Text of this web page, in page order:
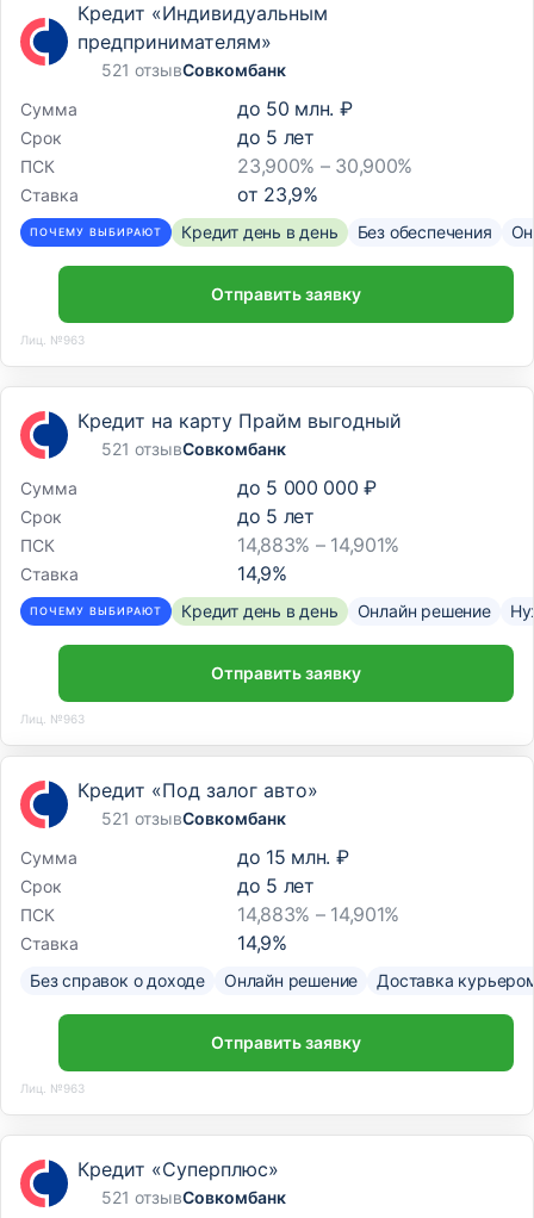
Кредит «Индивидуальным
предпринимателям»
521 отзывСовкомбанк
Сумма
до 50 млн. ₽
Срок до 5 лет
ПСК 23,900% – 30,900%
Ставка от 23,9%
ПОЧЕМУ ВЫБИРАЮТ Кредит день в день Без обеспечения
Отправить заявку
Лиц. №963
Кредит на карту Прайм выгодный
521 отзывСовкомбанк
Сумма
до 5 000 000 ₽
Срок до 5 лет
ПСК 14,883% – 14,901%
Ставка 14,9%
ПОЧЕМУ ВЫБИРАЮТ Кредит день в день Онлайн решение
Отправить заявку
Лиц. №963
Кредит «Под залог авто»
521 отзывСовкомбанк
Сумма
до 15 млн. ₽
Срок до 5 лет
ПСК 14,883% – 14,901%
Ставка 14,9%
Без справок о доходе Онлайн решение Доставка
Отправить заявку
Лиц. №963
Кредит «Суперплюс»
521 отзывСовкомбанк